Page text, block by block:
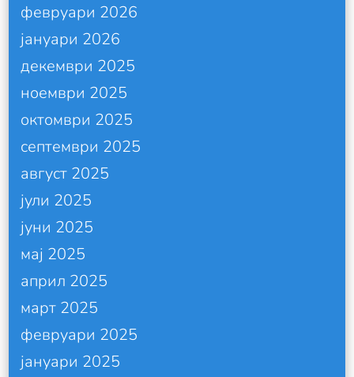
февруари 2026
јануари 2026
декември 2025
ноември 2025
октомври 2025
септември 2025
август 2025
јули 2025
јуни 2025
мај 2025
април 2025
март 2025
февруари 2025
јануари 2025